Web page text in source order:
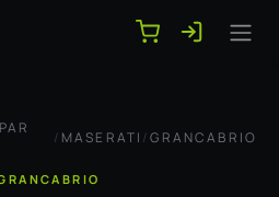
/ MASERATI /GRANCABRIO